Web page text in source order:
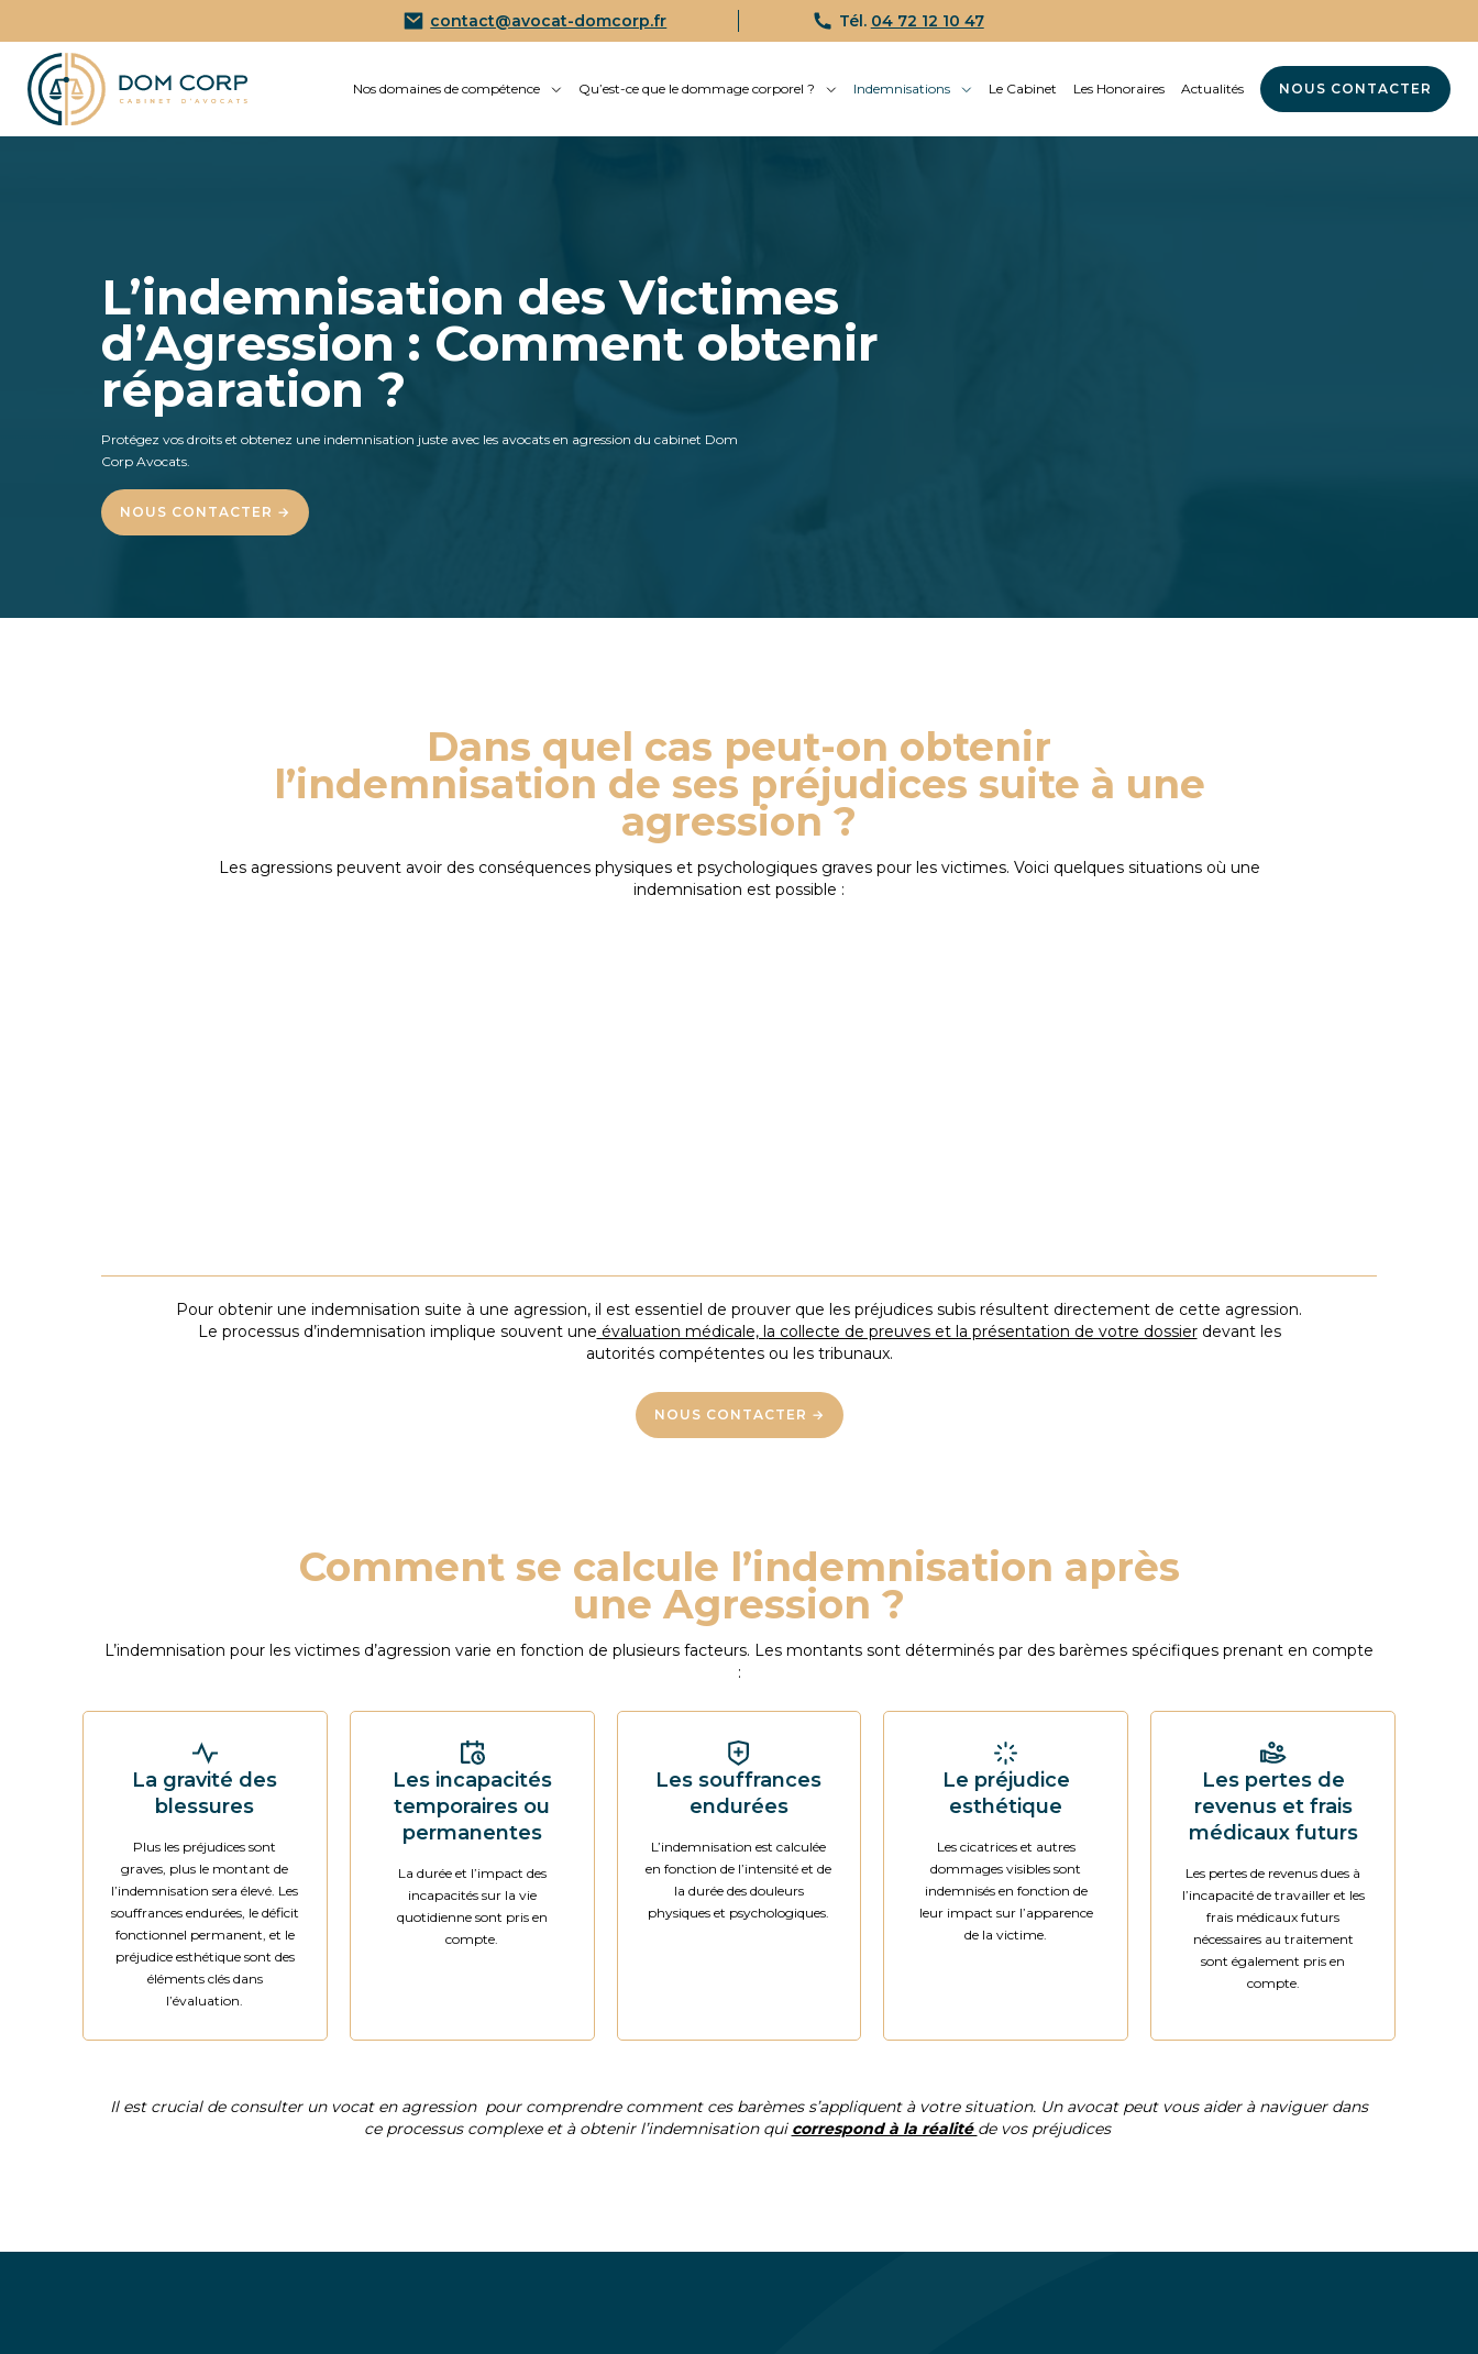
contact@avocat-domcorp.fr Tél. 04 72 12 10 47
Nos domaines de compétence Qu’est-ce que le dommage corporel ? Indemnisations Le Cabinet Les Honoraires Actualités NOUS CONTACTER
L’indemnisation des Victimes
d’Agression : Comment obtenir
réparation ?
Protégez vos droits et obtenez une indemnisation juste avec les avocats en agression du cabinet Dom
Corp Avocats.
NOUS CONTACTER →
Dans quel cas peut-on obtenir
l’indemnisation de ses préjudices suite à une
agression ?
Les agressions peuvent avoir des conséquences physiques et psychologiques graves pour les victimes. Voici quelques situations où une
indemnisation est possible :
Pour obtenir une indemnisation suite à une agression, il est essentiel de prouver que les préjudices subis résultent directement de cette agression.
Le processus d’indemnisation implique souvent une évaluation médicale, la collecte de preuves et la présentation de votre dossierdevant les
autorités compétentes ou les tribunaux.
NOUS CONTACTER →
Comment se calcule l’indemnisation après
une Agression ?
L’indemnisation pour les victimes d’agression varie en fonction de plusieurs facteurs. Les montants sont déterminés par des barèmes spécifiques prenant en compte
:
La gravité des
blessures
Plus les préjudices sont
graves, plus le montant de
l’indemnisation sera élevé. Les
souffrances endurées, le déficit
fonctionnel permanent, et le
préjudice esthétique sont des
éléments clés dans
l’évaluation.
Les incapacités
temporaires ou
permanentes
La durée et l’impact des
incapacités sur la vie
quotidienne sont pris en
compte.
Les souffrances
endurées
L’indemnisation est calculée
en fonction de l’intensité et de
la durée des douleurs
physiques et psychologiques.
Le préjudice
esthétique
Les cicatrices et autres
dommages visibles sont
indemnisés en fonction de
leur impact sur l’apparence
de la victime.
Les pertes de
revenus et frais
médicaux futurs
Les pertes de revenus dues à
l’incapacité de travailler et les
frais médicaux futurs
nécessaires au traitement
sont également pris en
compte.
Il est crucial de consulter un vocat en agression pour comprendre comment ces barèmes s’appliquent à votre situation. Un avocat peut vous aider à naviguer dans
ce processus complexe et à obtenir l’indemnisation qui correspond à la réalité de vos préjudices